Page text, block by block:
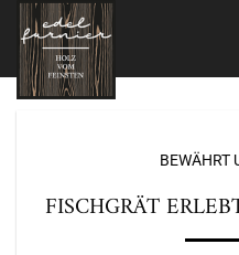
Inhalt
springen
BEWÄHRT
FISCHGRÄT